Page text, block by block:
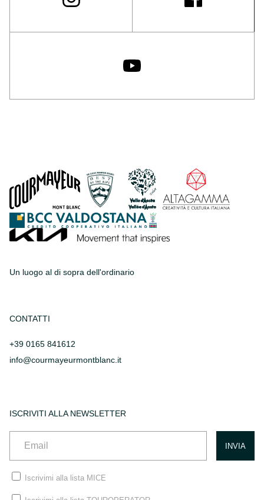
Un luogo al di sopra dell'ordinario
CONTATTI
+39 0165 841612
info@courmayeurmontblanc.it
ISCRIVITI ALLA NEWSLETTER
Iscrivimi alla lista MICE